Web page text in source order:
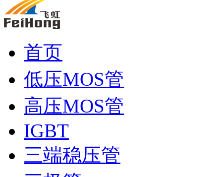
首页
低压MOS管
高压MOS管
IGBT
三端稳压管